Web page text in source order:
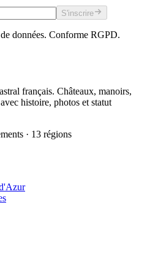
S'inscrire
données. Conforme RGPD.
français. Châteaux, manoirs,
histoire, photos et statut
· 13 régions